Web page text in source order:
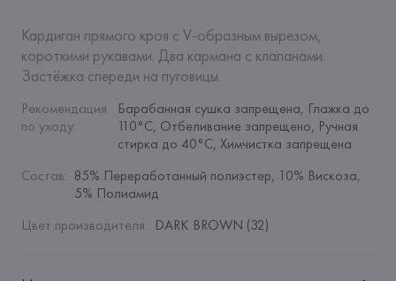
Кардиган прямого кроя с V-образным вырезом,
короткими рукавами. Два кармана с клапанами.
Застёжка спереди на пуговицы.
Рекомендация
по уходу:
Барабанная сушка запрещена, Глажка до
110°C, Отбеливание запрещено, Ручная
стирка до 40°C, Химчистка запрещена
Состав: 85% Переработанный полиэстер, 10% Вискоза,
5% Полиамид
Цвет производителя: DARK BROWN (32)